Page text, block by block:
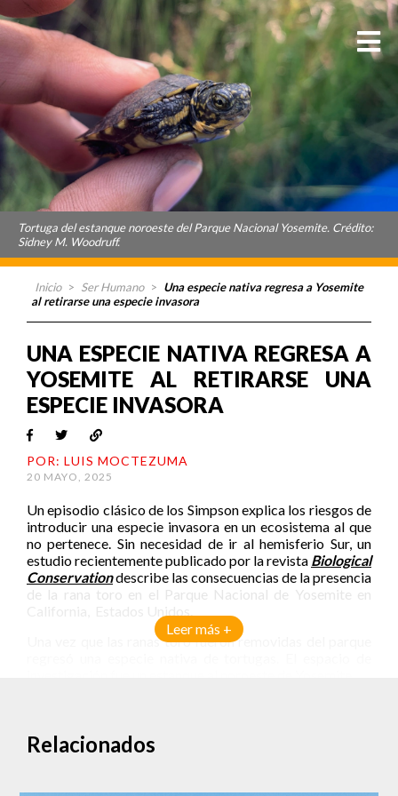
Tortuga del estanque noroeste del Parque Nacional Yosemite. Crédito:
Sidney M. Woodruff.
Inicio > Ser Humano > Una especie nativa regresa a Yosemite
al retirarse una especie invasora
Leer más +
UNA ESPECIE NATIVA REGRESA A
YOSEMITE AL RETIRARSE UNA
ESPECIE INVASORA
POR: LUIS MOCTEZUMA
20 MAYO, 2025
Un episodio clásico de los Simpson explica los riesgos de
introducir una especie invasora en un ecosistema al que
no pertenece. Sin necesidad de ir al hemisferio Sur, un
estudio recientemente publicado por la revista Biological
Conservationdescribe las consecuencias de la presencia
de la rana toro en el Parque Nacional de Yosemite en
Una vez que las ranas toro fueron removidas del parque
Se les conoce como tortugas del estanque del noroeste,
aunque no se les veía en este espacio hasta hace poco.
importantes.
Relacionados